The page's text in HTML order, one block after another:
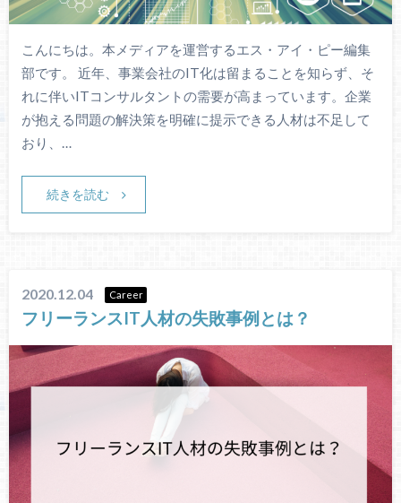
こんにちは。本メディアを運営するエス・アイ・ピー編集
部です。 近年、事業会社のIT化は留まることを知らず、そ
れに伴いITコンサルタントの需要が高まっています。企業
が抱える問題の解決策を明確に提示できる人材は不足して
おり、…
続きを読む
2020.12.04 Career
フリーランスIT人材の失敗事例とは？